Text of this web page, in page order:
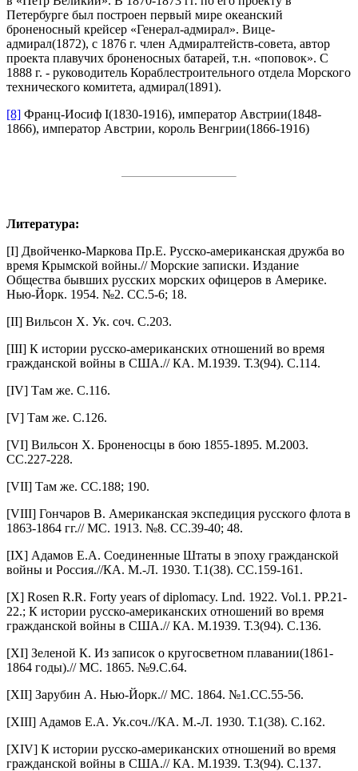
Петербурге был построен первый мире океанский
броненосный крейсер «Генерал-адмирал». Вице-
адмирал(1872), с 1876 г. член Адмиралтейств-совета, автор
проекта плавучих броненосных батарей, т.н. «поповок». С
1888 г. - руководитель Кораблестроительного отдела Морского
технического комитета, адмирал(1891).
[8] Франц-Иосиф I(1830-1916), император Австрии(1848-
1866), император Австрии, король Венгрии(1866-1916)
Литература:
[I] Двойченко-Маркова Пр.Е. Русско-американская дружба во
время Крымской войны.// Морские записки. Издание
Общества бывших русских морских офицеров в Америке.
Нью-Йорк. 1954. №2. СС.5-6; 18.
[II] Вильсон Х. Ук. соч. С.203.
[III] К истории русско-американских отношений во время
гражданской войны в США.// КА. М.1939. Т.3(94). С.114.
[IV] Там же. С.116.
[V] Там же. С.126.
[VI] Вильсон Х. Броненосцы в бою 1855-1895. М.2003.
СС.227-228.
[VII] Там же. СС.188; 190.
[VIII] Гончаров В. Американская экспедиция русского флота в
1863-1864 гг.// МС. 1913. №8. СС.39-40; 48.
[IX] Адамов Е.А. Соединенные Штаты в эпоху гражданской
войны и Россия.//КА. М.-Л. 1930. Т.1(38). СС.159-161.
[X] Rosen R.R. Forty years of diplomacy. Lnd. 1922. Vol.1. PP.21-
22.; К истории русско-американских отношений во время
гражданской войны в США.// КА. М.1939. Т.3(94). С.136.
[XI] Зеленой К. Из записок о кругосветном плавании(1861-
1864 годы).// МС. 1865. №9.С.64.
[XII] Зарубин А. Нью-Йорк.// МС. 1864. №1.СС.55-56.
[XIII] Адамов Е.А. Ук.соч.//КА. М.-Л. 1930. Т.1(38). С.162.
[XIV] К истории русско-американских отношений во время
гражданской войны в США.// КА. М.1939. Т.3(94). С.137.